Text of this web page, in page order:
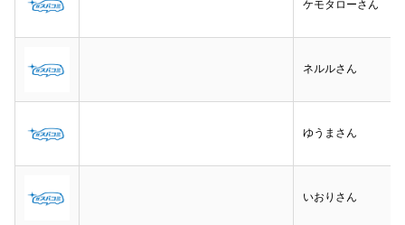
ケモタローさん
ネルルさん
ゆうまさん
いおりさん